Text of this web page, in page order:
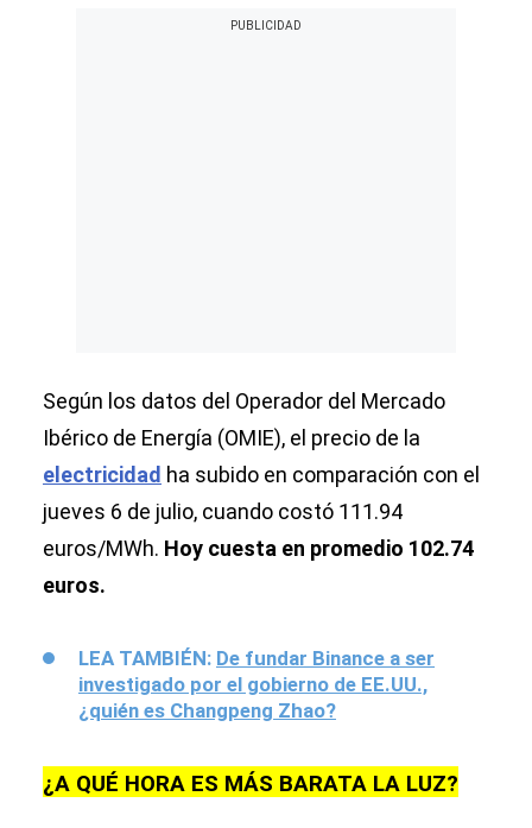
Según los datos del Operador del Mercado
Ibérico de Energía (OMIE), el precio de la
electricidad ha subido en comparación con el
jueves 6 de julio, cuando costó 111.94
euros/MWh. Hoy cuesta en promedio 102.74
euros.
LEA TAMBIÉN: De fundar Binance a ser
investigado por el gobierno de EE.UU.,
¿quién es Changpeng Zhao?
¿A QUÉ HORA ES MÁS BARATA LA LUZ?